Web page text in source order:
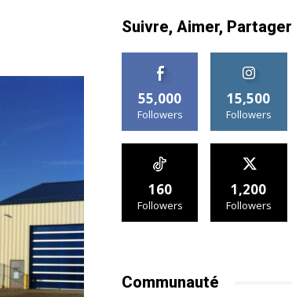
Suivre, Aimer, Partager
55,000
Followers
15,500
Followers
160
Followers
1,200
Followers
Communauté